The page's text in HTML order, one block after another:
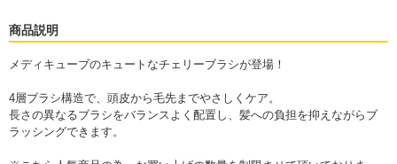
商品説明
メディキューブのキュートなチェリーブラシが登場！
4層ブラシ構造で、頭皮から毛先までやさしくケア。
長さの異なるブラシをバランスよく配置し、髪への負担を抑えながらブ
ラッシングできます。